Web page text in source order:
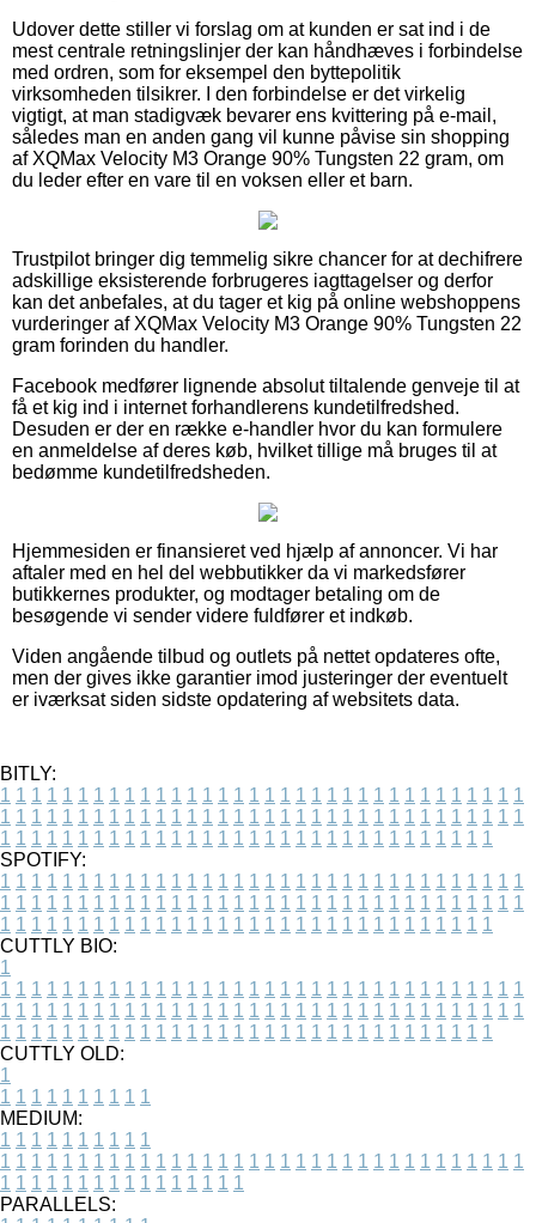
Udover dette stiller vi forslag om at kunden er sat ind i de
mest centrale retningslinjer der kan håndhæves i forbindelse
med ordren, som for eksempel den byttepolitik
virksomheden tilsikrer. I den forbindelse er det virkelig
vigtigt, at man stadigvæk bevarer ens kvittering på e-mail,
således man en anden gang vil kunne påvise sin shopping
af XQMax Velocity M3 Orange 90% Tungsten 22 gram, om
du leder efter en vare til en voksen eller et barn.
Trustpilot bringer dig temmelig sikre chancer for at dechifrere
adskillige eksisterende forbrugeres iagttagelser og derfor
kan det anbefales, at du tager et kig på online webshoppens
vurderinger af XQMax Velocity M3 Orange 90% Tungsten 22
gram forinden du handler.
Facebook medfører lignende absolut tiltalende genveje til at
få et kig ind i internet forhandlerens kundetilfredshed.
Desuden er der en række e-handler hvor du kan formulere
en anmeldelse af deres køb, hvilket tillige må bruges til at
bedømme kundetilfredsheden.
Hjemmesiden er finansieret ved hjælp af annoncer. Vi har
aftaler med en hel del webbutikker da vi markedsfører
butikkernes produkter, og modtager betaling om de
besøgende vi sender videre fuldfører et indkøb.
Viden angående tilbud og outlets på nettet opdateres ofte,
men der gives ikke garantier imod justeringer der eventuelt
er iværksat siden sidste opdatering af websitets data.
BITLY:
1 1 1 1 1 1 1 1 1 1 1 1 1 1 1 1 1 1 1 1 1 1 1 1 1 1 1 1 1 1 1 1 1 1
1 1 1 1 1 1 1 1 1 1 1 1 1 1 1 1 1 1 1 1 1 1 1 1 1 1 1 1 1 1 1 1 1 1
1 1 1 1 1 1 1 1 1 1 1 1 1 1 1 1 1 1 1 1 1 1 1 1 1 1 1 1 1 1 1 1
SPOTIFY:
1 1 1 1 1 1 1 1 1 1 1 1 1 1 1 1 1 1 1 1 1 1 1 1 1 1 1 1 1 1 1 1 1 1
1 1 1 1 1 1 1 1 1 1 1 1 1 1 1 1 1 1 1 1 1 1 1 1 1 1 1 1 1 1 1 1 1 1
1 1 1 1 1 1 1 1 1 1 1 1 1 1 1 1 1 1 1 1 1 1 1 1 1 1 1 1 1 1 1 1
CUTTLY BIO:
1
1 1 1 1 1 1 1 1 1 1 1 1 1 1 1 1 1 1 1 1 1 1 1 1 1 1 1 1 1 1 1 1 1 1
1 1 1 1 1 1 1 1 1 1 1 1 1 1 1 1 1 1 1 1 1 1 1 1 1 1 1 1 1 1 1 1 1 1
1 1 1 1 1 1 1 1 1 1 1 1 1 1 1 1 1 1 1 1 1 1 1 1 1 1 1 1 1 1 1 1
CUTTLY OLD:
1
1 1 1 1 1 1 1 1 1 1
MEDIUM:
1 1 1 1 1 1 1 1 1 1
1 1 1 1 1 1 1 1 1 1 1 1 1 1 1 1 1 1 1 1 1 1 1 1 1 1 1 1 1 1 1 1 1 1
1 1 1 1 1 1 1 1 1 1 1 1 1 1 1 1
PARALLELS: